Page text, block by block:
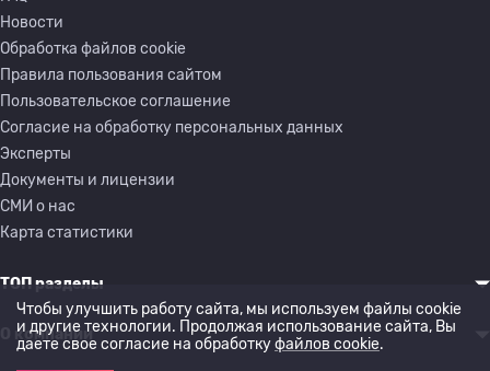
Новости
Обработка файлов cookie
Правила пользования сайтом
Пользовательское соглашение
Согласие на обработку персональных данных
Эксперты
Документы и лицензии
СМИ о нас
Карта статистики
ТОП разделы
О компании
Чтобы улучшить работу сайта, мы используем файлы cookie
и другие технологии. Продолжая использование сайта, Вы
даете свое согласие на обработкуфайлов cookie.